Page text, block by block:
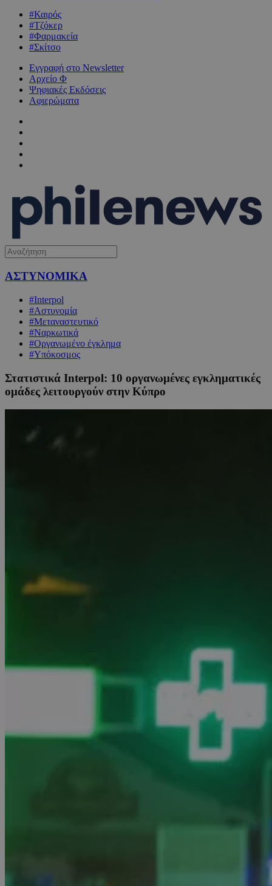
#Καιρός
#Τζόκερ
#Φαρμακεία
#Σκίτσο
Εγγραφή στο Newsletter
Αρχείο Φ
Ψηφιακές Εκδόσεις
Αφιερώματα
ΑΣΤΥΝΟΜΙΚΑ
#Interpol
#Αστυνομία
#Μεταναστευτικό
#Ναρκωτικά
#Οργανωμένο έγκλημα
#Υπόκοσμος
Στατιστικά Interpol: 10 oργανωμένες εγκληματικές
ομάδες λειτουργούν στην Κύπρο